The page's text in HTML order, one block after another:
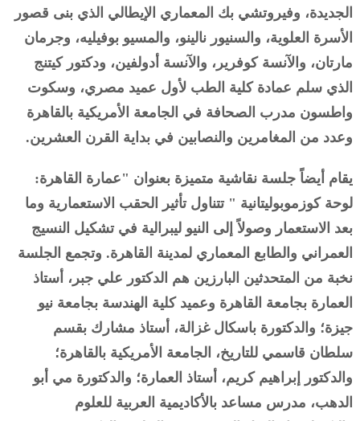
الجديدة، وفيروتشي بك المعماري الإيطالي الذي بنى قصور
الأسرة العلوية، والسنيور نالينو، والمسيو بوفيليه، وجرمان
مارتان، والآنسة كوفرير، والآنسة أدولفين، ودكتور كيتنج
الذي سلم عمادة كلية الطب لأول عميد مصري، وسكوت
واطسون مدرب الصحافة في الجامعة الأمريكية بالقاهرة
وعدد من المغامرين والنصابين في بداية القرن العشرين.
يقام أيضاً جلسة نقاشية متميزة بعنوان "عمارة القاهرة:
لوحة كوزموبوليتانية " تتناول تأثير الحقب الاستعمارية وما
بعد الاستعمار وصولاً إلى النيو ليبرالية في تشكيل النسيج
العمراني والطابع المعماري لمدينة القاهرة. وتجمع الجلسة
نخبة من المتحدثين البارزين هم الدكتور علي جبر، أستاذ
العمارة بجامعة القاهرة وعميد كلية الهندسة بجامعة نيو
جيزة؛ والدكتورة باسكال غزالة، أستاذ مشارك بقسم
سلطان قاسمي للتاريخ، الجامعة الأمريكية بالقاهرة؛
والدكتور إبراهيم كريم، أستاذ العمارة؛ والدكتورة مي أبو
الدهب، مدرس مساعد بالأكاديمية العربية للعلوم